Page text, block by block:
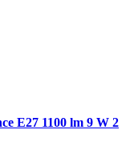
E27 1100 lm 9 W 2